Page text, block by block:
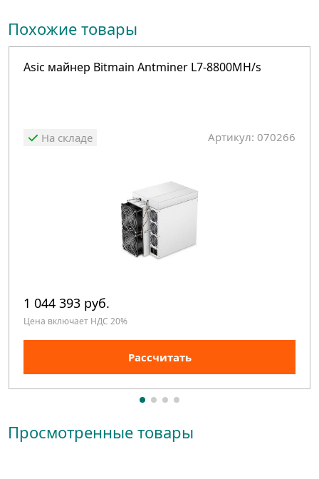
Похожие товары
Asic майнер Bitmain Antminer L7-8800MH/s
На складе Артикул: 070266
1 044 393 руб.
Цена включает НДС 20%
Рассчитать
Просмотренные товары